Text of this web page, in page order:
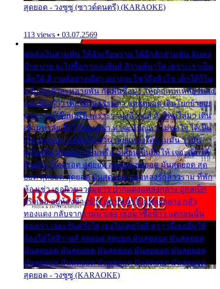
สุดยอด - วงซูซู (ซาวด์ดนตรี) (KARAOKE)
113 views • 03.07.2569
พ่อส่งเงินสามพัน ให้ฉันเรียนราม ได้อีกสักสามพัน ฉันคง
บ๊าย บาย จะไปซื้อกางเกงยีนส์ ลีวายส์มาใส่ เพราะเราเป็น
เด็กใต้ ลีวายส์อย่างเดียว อยากจะโชว์ถึงหิวโซ เด็กใต้ก็ไม่
หวั่น ตกตัวละหลายพัน กัดฟันซื้อมา ให้เด็กเทพเหลียวมอง
และต้องรู้ว่า เด็กใต้ไม่ธรรมดา แต่สุดยอด เดินโยกย้ายเย
ยวน กวนโอ๊ยพอได้ เพราะว่านุ่งลีวายส์ ตัวใหม่ใส่มา เดิน
เข้ามหาลัย จิ๊กโก๊มองหน้า ท่าจะมีปัญหา ไม่พอใจ ได้เป็น
เรื่องแน่นอน แต่ฉันไม่หวั่น เลยแหลงใต้ถามมัน ว่ามัน
พรั่นพรือ มันตอบว่าไม่พรื่อ เปลี่ยนเป็นยิ้มให้ เจอะเด็กใต้
ด้วยกัน ก็เลยรอด สุดยอด สุดยอด สุดยอด มันสุดยอด สุด
ยอด สุดยอด สุดยอด มันสุดยอด แอบหลงรักสาวราม ที่พัก
ห้องเช่า เธอผิวขาวผมยาว ปากแดงแหลงกลาง ถูกสเป็ก
จริงเธอ อยู่ห้องข้างข้าง อยากเข้าไปแหลงกลาง กลัว
ทองแดง กลับจากรามมาเจอ เธอมาซื้อข้าว แต่ก่อนนั้น
สองเรา เจอะกันครั้งใด เธอไม่เคยไยดี คราวนี้เธอยิ้มให้
ต้องให้ใส่ลีวายส์ สุดยอด สุดยอด มันสุดยอด มันสุดยอด
มันสุดยอด มันสุดยอด มันสุดยอด มันสุดยอด มันสุดยอด
มันสุดยอด มันสุดยอด มันสุดยอด มันสุดยอด มันสุดยอด
สุดยอด - วงซูซู (KARAOKE)